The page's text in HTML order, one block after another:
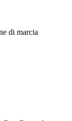
di marcia